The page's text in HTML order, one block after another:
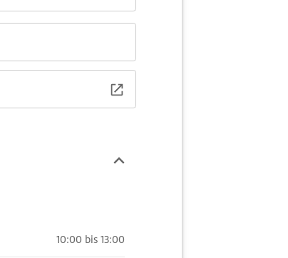
10:00 bis 13:00